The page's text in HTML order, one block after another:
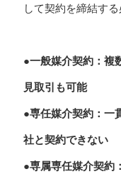
して契約を締結する
●一般媒介契約：複
見取引も可能
●専任媒介契約：一
社と契約できない
●専属専任媒介契約